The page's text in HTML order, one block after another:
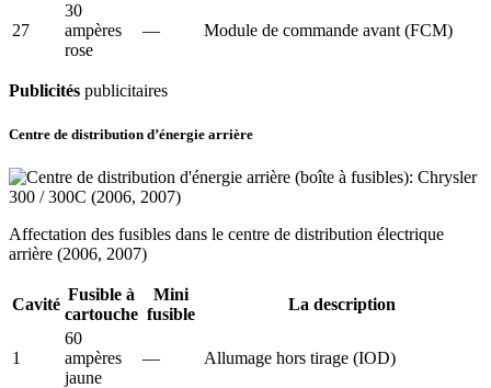
27
30
ampères
rose
— Module de commande avant (FCM)
Publicités publicitaires
Centre de distribution d’énergie arrière
Affectation des fusibles dans le centre de distribution électrique
arrière (2006, 2007)
Cavité
Fusible à
cartouche
Mini
fusible
La description
1
60
ampères
jaune
— Allumage hors tirage (IOD)